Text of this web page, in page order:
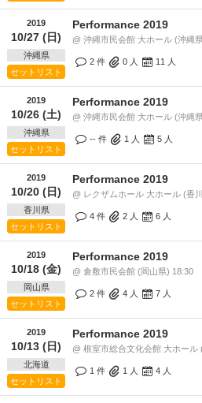
2019
10/27 (日)
沖縄県
セットリスト
Performance 2019
@ 沖縄市民会館 大ホール (沖縄
2 件 0 人 11 人
2019
10/26 (土)
沖縄県
セットリスト
Performance 2019
@ 沖縄市民会館 大ホール (沖縄
-- 件 1 人 5 人
2019
10/20 (日)
香川県
セットリスト
Performance 2019
@ レクザムホール 大ホール (香
4 件 2 人 6 人
2019
10/18 (金)
岡山県
セットリスト
Performance 2019
@ 倉敷市民会館 (岡山県) 18:30
2 件 4 人 7 人
2019
10/13 (日)
北海道
セットリスト
Performance 2019
@ 根室市総合文化会館 大ホール
1 件 1 人 4 人